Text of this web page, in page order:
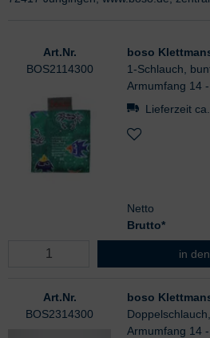
Art.Nr.
BOS2114300
boso
1-Schlauch,
Armumfang 14
Lieferzeit
Netto
Brutto*
boso
in
Art.Nr.
BOS2314300
boso
Armumfang 14